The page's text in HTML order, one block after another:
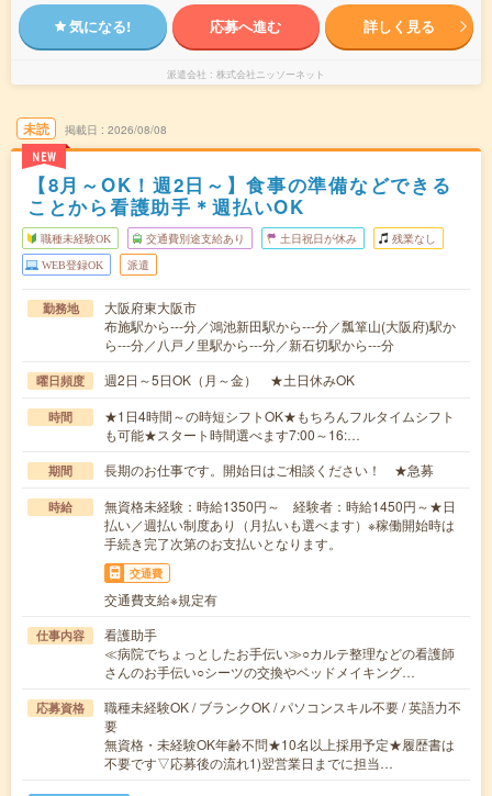
気になる! 応募へ進む 詳しく見る
派遣会社 株式会社ニッソーネット
未読
NEW
掲載日 2026/08/08
【8月～OK！週2日～】食事の準備などできる
ことから看護助手＊週払いOK
職種未経験OK 交通費別途支給あり 土日祝日が休み 残業なし
WEB登録OK 派遣
勤務地
大阪府東大阪市
布施駅から---分／鴻池新田駅から---分／瓢箪山(大阪府)駅か
ら---分／八戸ノ里駅から---分／新石切駅から---分
曜日頻度 週2日～5日OK（月～金） ★土日休みOK
時間
★1日4時間～の時短シフトOK★もちろんフルタイムシフト
も可能★スタート時間選べます7:00～16:…
期間 長期のお仕事です。開始日はご相談ください！ ★急募
時給
無資格未経験：時給1350円～ 経験者：時給1450円～★日
払い／週払い制度あり（月払いも選べます）※稼働開始時は
手続き完了次第のお支払いとなります。
交通費
交通費支給※規定有
仕事内容
看護助手
≪病院でちょっとしたお手伝い≫○カルテ整理などの看護師
さんのお手伝い○シーツの交換やベッドメイキング…
応募資格
職種未経験OK / ブランクOK / パソコンスキル不要 / 英語力不
要
無資格・未経験OK年齢不問★10名以上採用予定★履歴書は
不要です▽応募後の流れ1)翌営業日までに担当…